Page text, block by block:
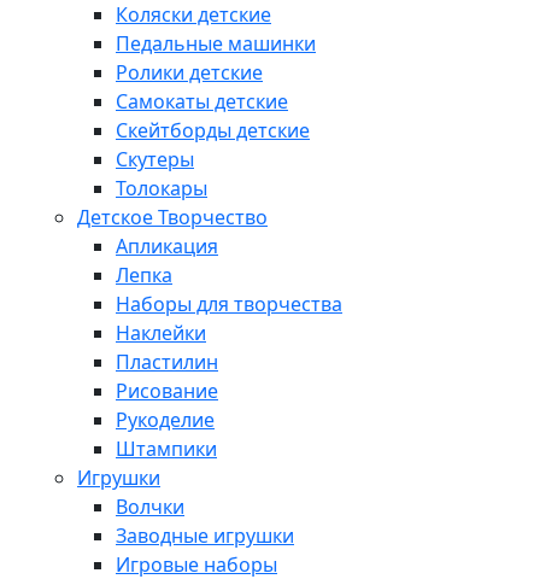
Коляски детские
Педальные машинки
Ролики детские
Самокаты детские
Скейтборды детские
Скутеры
Толокары
Детское Творчество
Апликация
Лепка
Наборы для творчества
Наклейки
Пластилин
Рисование
Рукоделие
Штампики
Игрушки
Волчки
Заводные игрушки
Игровые наборы